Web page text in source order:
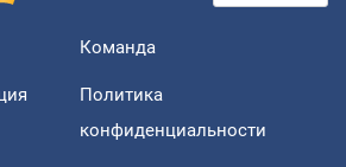
Команда
Политика
конфиденциальности